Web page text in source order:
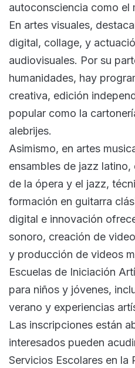
autoconsciencia como el
En artes visuales,
digital, collage, y
audiovisuales. Por su
humanidades, hay
creativa, edición
popular como la
alebrijes.
Asimismo, en artes
ensambles de jazz
de la ópera y el jazz,
formación en guitarra
digital e innovación
sonoro, creación de
y producción de videos
Escuelas de Iniciación
para niños y jóvenes,
verano y experiencias
Las inscripciones están
interesados pueden
Servicios Escolares en la